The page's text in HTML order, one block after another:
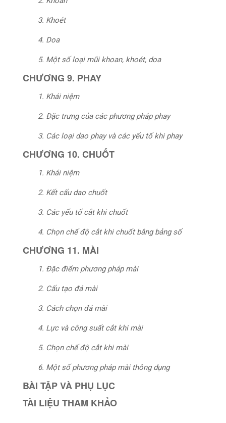
3. Khoét
4. Doa
5. Một số loại mũi khoan, khoét, doa
CHƯƠNG 9. PHAY
1. Khái niệm
2. Đặc trưng của các phương pháp phay
3. Các loại dao phay và các yếu tố khi phay
CHƯƠNG 10. CHUỐT
1. Khái niệm
2. Kết cấu dao chuốt
3. Các yếu tố cắt khi chuốt
4. Chọn chế độ cắt khi chuốt bằng bảng số
CHƯƠNG 11. MÀI
1. Đặc điểm phương pháp mài
2. Cấu tạo đá mài
3. Cách chọn đá mài
4. Lực và công suất cắt khi mài
5. Chọn chế độ cắt khi mài
6. Một số phương pháp mài thông dụng
BÀI TẬP VÀ PHỤ LỤC
TÀI LIỆU THAM KHẢO